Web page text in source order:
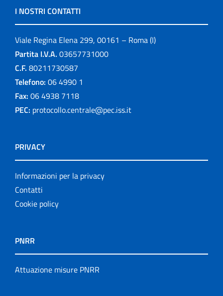
I NOSTRI CONTATTI
Viale Regina Elena 299, 00161 – Roma (I)
Partita I.V.A. 03657731000
C.F. 80211730587
Telefono: 06 4990 1
Fax: 06 4938 7118
PEC: protocollo.centrale@pec.iss.it
PRIVACY
Informazioni per la privacy
Contatti
Cookie policy
PNRR
Attuazione misure PNRR